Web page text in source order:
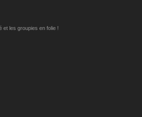
et les groupies en folie !